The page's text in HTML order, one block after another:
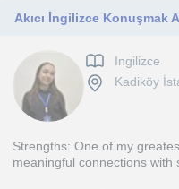
Ingilizce
Kadiköy
Strengths: One of my
meaningful connections with